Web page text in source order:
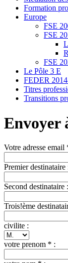
Formation
Europe
FSE
FSE
FSE
Le Pôle 3 E
FEDER
Titres
Transitions
Envoyer
Votre adresse email
Premier destinataire
Second destinataire :
Trois!ème
civilite :
votre prenom * :